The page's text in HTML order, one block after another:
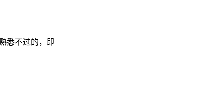
悉不过的，即